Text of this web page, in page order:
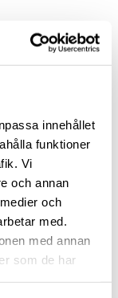
innehållet
funktioner
Vi
och annan
och
med.
med annan
som de har
av alla förmåner.